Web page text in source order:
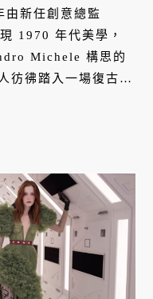
新任創意總監
1970 年代美學，
Michele 構思的
彷彿踏入一場復古與